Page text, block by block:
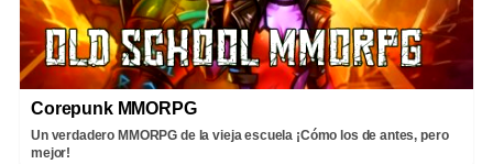
Corepunk MMORPG
Un verdadero MMORPG de la vieja escuela ¡Cómo los de antes, pero
mejor!